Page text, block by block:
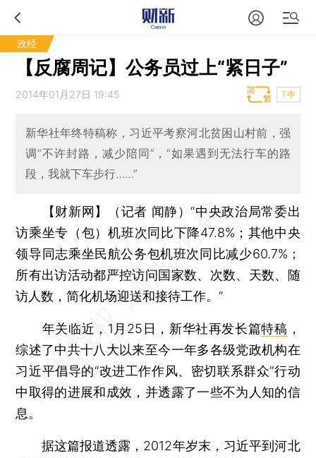
政经
【反腐周记】公务员过上“紧日子”
2014年01月27日 19:45 T中
新华社年终特稿称，习近平考察河北贫困山村前，强
调“不许封路，减少陪同”，“如果遇到无法行车的路
段，我就下车步行……”
【财新网】（记者 闻静）“中央政治局常委出
访乘坐专（包）机班次同比下降47.8%；其他中央
领导同志乘坐民航公务包机班次同比减少60.7%；
所有出访活动都严控访问国家数、次数、天数、随
访人数，简化机场迎送和接待工作。”
年关临近，1月25日，新华社再发长篇特稿 ，
综述了中共十八大以来至今一年多各级党政机构在
习近平倡导的“改进工作作风、密切联系群众”行动
中取得的进展和成效，并透露了一些不为人知的信
息。
据这篇报道透露，2012年岁末，习近平到河北